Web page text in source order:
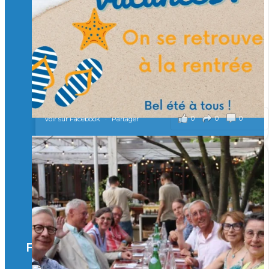
Merci à tous !
🎯 Taxe d’apprentissage 2026 : avec l'Isep, investissez pour
un numérique au service de l'humain !
À l’Isep, nous formons des ingénieurs, des bachelors, des
Mastères Spécialisés, qui allient excellence technologique et
valeurs humaines, au cœur de notre pro
...Voir plus
il y a 2 mois
0 0 0
Voir sur Facebook · Partager
🚀Afterwork à Genève 🚀
🥳 Le 22 avril dernier, 14 Alumni vivant / travaillant
en Suisse ont partagé un moment convivial de
retrouvailles et d'échanges !
Merci à tous pour votre présence et à Alexandre
CHEA pour l'organisation !
il y a 3 mois
Facebook